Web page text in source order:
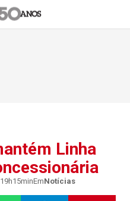
Linha
EmNotícias